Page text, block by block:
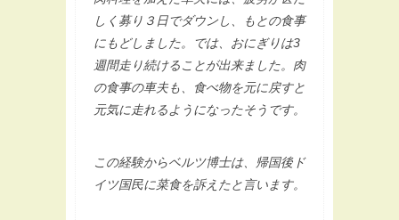
しく募り３日でダウンし、もとの食事
にもどしました。では、おにぎりは3
週間走り続けることが出来ました。肉
の食事の車夫も、食べ物を元に戻すと
元気に走れるようになったそうです。
この経験からベルツ博士は、帰国後ド
イツ国民に菜食を訴えたと言います。